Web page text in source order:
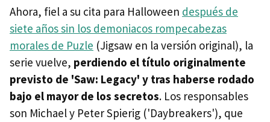
Ahora, fiel a su cita para Halloween después de
siete años sin los demoniacos rompecabezas
morales de Puzle (Jigsaw en la versión original), la
serie vuelve, perdiendo el título originalmente
previsto de 'Saw: Legacy' y tras haberse rodado
bajo el mayor de los secretos. Los responsables
son Michael y Peter Spierig ('Daybreakers'), que